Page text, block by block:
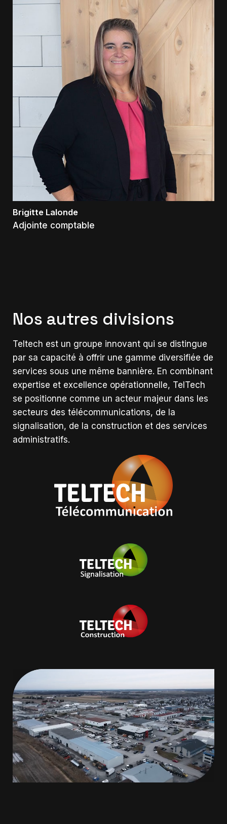
Brigitte Lalonde
Adjointe comptable
Nos autres divisions
Teltech est un groupe innovant qui se distingue
par sa capacité à offrir une gamme diversifiée de
services sous une même bannière. En combinant
expertise et excellence opérationnelle, TelTech
se positionne comme un acteur majeur dans les
secteurs des télécommunications, de la
signalisation, de la construction et des services
administratifs.